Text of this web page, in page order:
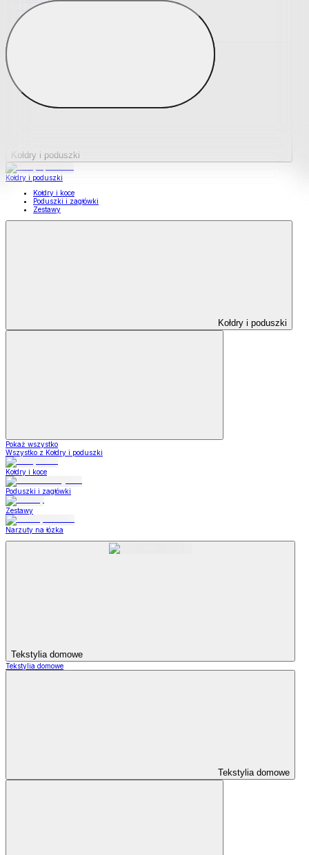
Podkładki na materace
Materace nawierzchniowe
Kołdry i poduszki
Kołdry i poduszki
Kołdry i koce
Poduszki i zagłówki
Zestawy
Kołdry i poduszki
Pokaż wszystko
Wszystko z Kołdry i poduszki
Kołdry i koce
Poduszki i zagłówki
Zestawy
Narzuty na łózka
Tekstylia domowe
Tekstylia domowe
Tekstylia domowe